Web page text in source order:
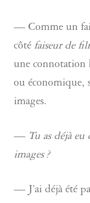
— Comme un
côté faiseur de
une connotation
ou économique,
images.
— Tu as déjà eu
images ?
— J’ai déjà été